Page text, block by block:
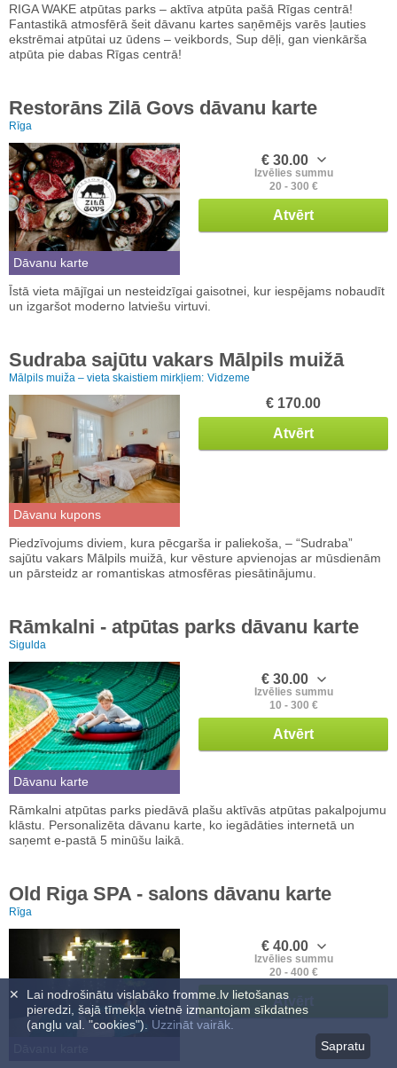
RIGA WAKE atpūtas parks – aktīva atpūta pašā Rīgas centrā!
Fantastikā atmosfērā šeit dāvanu kartes saņēmējs varēs ļauties
ekstrēmai atpūtai uz ūdens – veikbords, Sup dēļi, gan vienkārša
atpūta pie dabas Rīgas centrā!
Restorāns Zilā Govs dāvanu karte
Rīga
Dāvanu karte
€ 30.00
Izvēlies summu
20 - 300 €
Atvērt
Īstā vieta mājīgai un nesteidzīgai gaisotnei, kur iespējams nobaudīt
un izgaršot moderno latviešu virtuvi.
Sudraba sajūtu vakars Mālpils muižā
Mālpils muiža – vieta skaistiem mirkļiem: Vidzeme
Dāvanu kupons
€ 170.00
Atvērt
Piedzīvojums diviem, kura pēcgarša ir paliekoša, – “Sudraba”
sajūtu vakars Mālpils muižā, kur vēsture apvienojas ar mūsdienām
un pārsteidz ar romantiskas atmosfēras piesātinājumu.
Rāmkalni - atpūtas parks dāvanu karte
Sigulda
Dāvanu karte
€ 30.00
Izvēlies summu
10 - 300 €
Atvērt
Rāmkalni atpūtas parks piedāvā plašu aktīvās atpūtas pakalpojumu
klāstu. Personalizēta dāvanu karte, ko iegādāties internetā un
saņemt e-pastā 5 minūšu laikā.
Old Riga SPA - salons dāvanu karte
Rīga
€ 40.00
Izvēlies summu
20 - 400 €
Atvērt
Lai nodrošinātu vislabāko fromme.lv lietošanas
pieredzi, šajā tīmekļa vietnē izmantojam sīkdatnes
(angļu val. "cookies"). Uzzināt vairāk.
Sapratu
✕